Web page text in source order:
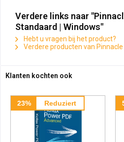
Verdere links naar
Standaard | Windows"
Hebt u vragen bij het product?
Verdere producten van Pinnacle
Klanten kochten ook
23% Reduziert